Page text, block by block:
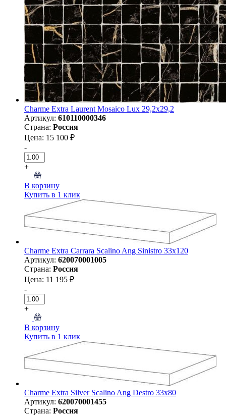
Charme Extra Laurent Mosaico Lux 29,2x29,2
Артикул: 610110000346
Страна: Россия
Цена: 15 100 ₽
-
+
В корзину
Купить в 1 клик
Charme Extra Carrara Scalino Ang Sinistro 33x120
Артикул: 620070001005
Страна: Россия
Цена: 11 195 ₽
-
+
В корзину
Купить в 1 клик
Charme Extra Silver Scalino Ang Destro 33x80
Артикул: 620070001455
Страна: Россия